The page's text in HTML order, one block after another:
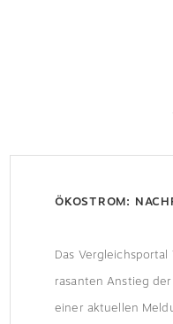
ÖKOSTROM:
Das
rasanten Anstieg
einer aktuellen